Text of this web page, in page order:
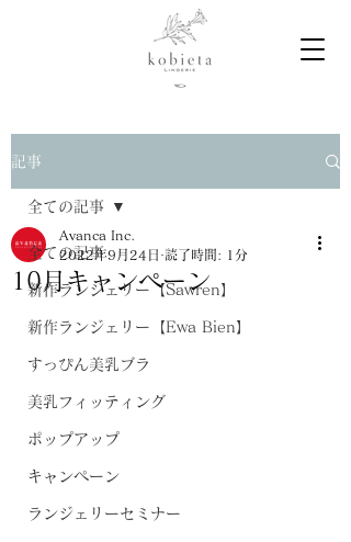
記事
全ての記事
新作ランジェリー【Sawren】
新作ランジェリー【Ewa Bien】
すっぴん美乳ブラ
美乳フィッティング
ポップアップ
キャンペーン
ランジェリーセミナー
全ての記事
10月キャンペーン
Avanca Inc.
2022年9月24日 読了時間: 1分